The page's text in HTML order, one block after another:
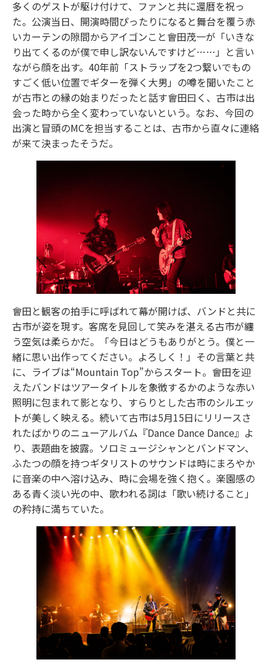
多くのゲストが駆け付けて、ファンと共に還暦を祝っ
た。公演当日、開演時間ぴったりになると舞台を覆う赤
いカーテンの隙間からアイゴンこと會田茂一が「いきな
り出てくるのが僕で申し訳ないんですけど……」と言い
ながら顔を出す。40年前「ストラップを2つ繋いでもの
すごく低い位置でギターを弾く大男」の噂を聞いたこと
が古市との縁の始まりだったと話す會田曰く、古市は出
会った時から全く変わっていないという。なお、今回の
出演と冒頭のMCを担当することは、古市から直々に連絡
が来て決まったそうだ。
會田と観客の拍手に呼ばれて幕が開けば、バンドと共に
古市が姿を現す。客席を見回して笑みを湛える古市が纏
う空気は柔らかだ。「今日はどうもありがとう。僕と一
緒に思い出作ってください。よろしく！」その言葉と共
に、ライブは“Mountain Top”からスタート。會田を迎
えたバンドはツアータイトルを象徴するかのような赤い
照明に包まれて影となり、すらりとした古市のシルエッ
トが美しく映える。続いて古市は5月15日にリリースさ
れたばかりのニューアルバム『Dance Dance Dance』よ
り、表題曲を披露。ソロミュージシャンとバンドマン、
ふたつの顔を持つギタリストのサウンドは時にまろやか
に音楽の中へ溶け込み、時に会場を強く抱く。楽園感の
ある青く淡い光の中、歌われる詞は「歌い続けること」
の矜持に満ちていた。